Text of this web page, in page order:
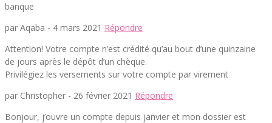
banque
par Aqaba - 4 mars 2021 Répondre
Attention! Votre compte n’est crédité qu’au bout d’une quinzaine
de jours après le dépôt d’un chèque.
Privilégiez les versements sur votre compte par virement
par Christopher - 26 février 2021 Répondre
Bonjour, j’ouvre un compte depuis janvier et mon dossier est